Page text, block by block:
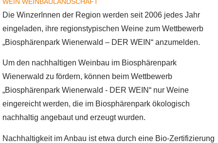
Die WinzerInnen der Region werden seit 2006 jedes Jahr
eingeladen, ihre regionstypischen Weine zum Wettbewerb
„Biosphärenpark Wienerwald – DER WEIN“ anzumelden.
Um den nachhaltigen Weinbau im Biosphärenpark
Wienerwald zu fördern, können beim Wettbewerb
„Biosphärenpark Wienerwald - DER WEIN“ nur Weine
eingereicht werden, die im Biosphärenpark ökologisch
nachhaltig angebaut und erzeugt wurden.
Nachhaltigkeit im Anbau ist etwa durch eine Bio-Zertifizierung